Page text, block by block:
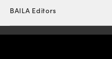
BAILA Editors